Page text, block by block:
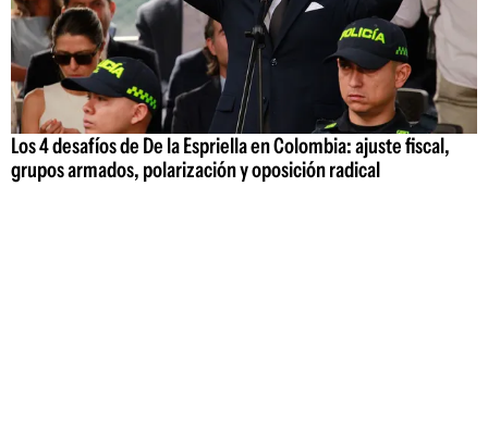
Los 4 desafíos de De la Espriella en Colombia: ajuste fiscal,
grupos armados, polarización y oposición radical